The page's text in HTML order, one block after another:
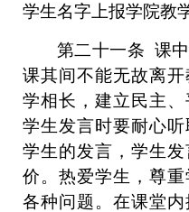
学生名字 上报学院教
第二十一条 课
课其间不能无故离开
学相长，建立民主、
学生发言时要耐心
学生的发言，学生
价。热爱学生，尊
各种问题。在课堂